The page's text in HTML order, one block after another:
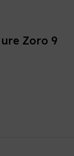
Zoro 9